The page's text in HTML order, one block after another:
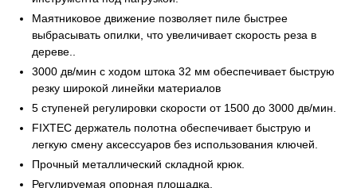
Маятниковое движение позволяет пиле быстрее
выбрасывать опилки, что увеличивает скорость реза в
дереве..
3000 дв/мин с ходом штока 32 мм обеспечивает быструю
резку широкой линейки материалов
5 ступеней регулировки скорости от 1500 до 3000 дв/мин.
FIXTEC держатель полотна обеспечивает быструю и
легкую смену аксессуаров без использования ключей.
Прочный металлический складной крюк.
Регулируемая опорная площадка.